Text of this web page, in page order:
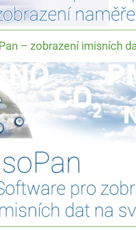
– zobrazení imisních